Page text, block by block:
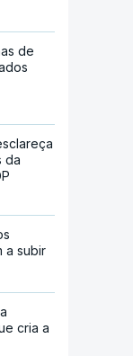
de
da
a subir
cria a